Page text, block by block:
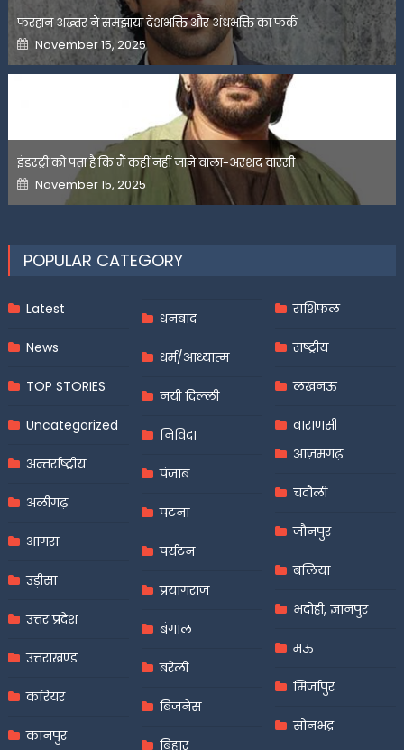
फरहान अख्तर ने समझाया देशभक्ति और अंधभक्ति का फर्क
Posted
on
November 15, 2025
इंडस्ट्री को पता है कि मैं कहीं नहीं जाने वाला-अरशद वारसी
Posted
on
November 15, 2025
POPULAR CATEGORY
Latest
News
TOP STORIES
Uncategorized
अन्तर्राष्ट्रीय
अलीगढ़
आगरा
उड़ीसा
उत्तर प्रदेश
उत्तराखण्ड
करियर
कानपुर
धनबाद
धर्म/आध्यात्म
नयी दिल्ली
निविदा
पंजाब
पटना
पर्यटन
प्रयागराज
बंगाल
बरेली
बिजनेस
बिहार
राशिफल
राष्ट्रीय
लखनऊ
वाराणसी
आज़मगढ़
चंदौली
जौनपुर
बलिया
भदोही, ज्ञानपुर
मऊ
मिर्जापुर
सोनभद्र